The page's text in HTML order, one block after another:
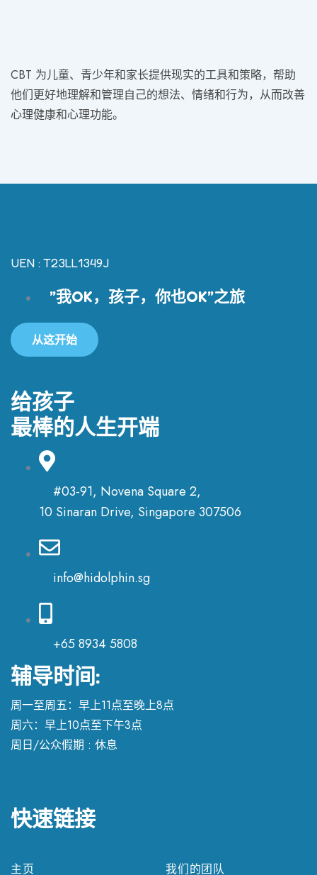
CBT 为儿童、青少年和家长提供现实的工具和策略，帮助
他们更好地理解和管理自己的想法、情绪和行为，从而改善
心理健康和心理功能。
UEN : T23LL1349J
”我OK，孩子，你也OK”之旅
从这开始
给孩子
最棒的人生开端
#03-91, Novena Square 2,
10 Sinaran Drive, Singapore 307506
info@hidolphin.sg
+65 8934 5808
辅导时间:
周一至周五：早上11点至晚上8点
周六：早上10点至下午3点
周日/公众假期 : 休息
快速链接
主页 我们的团队